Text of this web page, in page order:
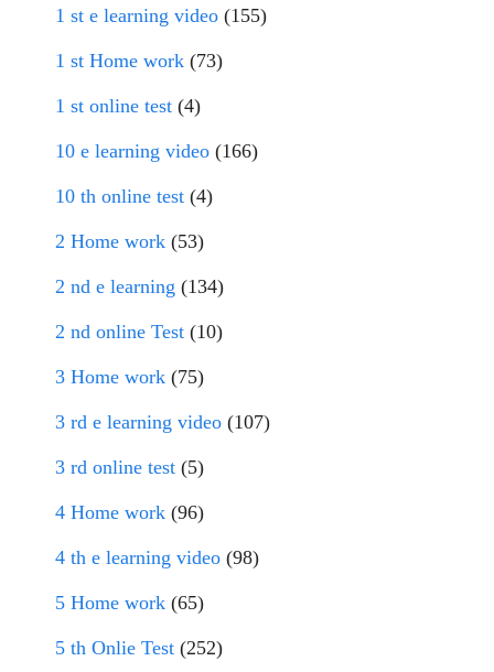
1 st e learning video (155)
1 st Home work (73)
1 st online test (4)
10 e learning video (166)
10 th online test (4)
2 Home work (53)
2 nd e learning (134)
2 nd online Test (10)
3 Home work (75)
3 rd e learning video (107)
3 rd online test (5)
4 Home work (96)
4 th e learning video (98)
5 Home work (65)
5 th Onlie Test (252)